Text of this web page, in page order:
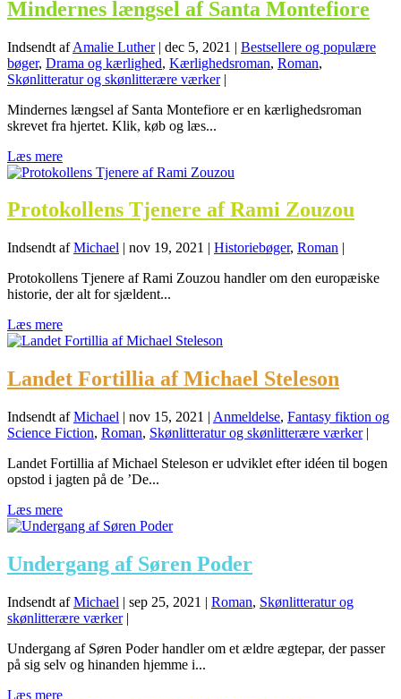
Mindernes længsel af Santa Montefiore
Indsendt afAmalie Luther| dec 5, 2021 | Bestsellere og populære
bøger, Drama og kærlighed, Kærlighedsroman, Roman,
Skønlitteratur og skønlitterære værker|
Mindernes længsel af Santa Montefiore er en kærlighedsroman
skrevet fra hjertet. Klik, køb og læs...
Læs mere
Protokollens Tjenere af Rami Zouzou
Indsendt afMichael | nov 19, 2021 | Historiebøger, Roman |
Protokollens Tjenere af Rami Zouzou handler om den europæiske
historie, der alt for sjældent...
Læs mere
Landet Fortillia af Michael Steleson
Indsendt afMichael | nov 15, 2021 | Anmeldelse, Fantasy fiktion og
Science Fiction, Roman, Skønlitteratur og skønlitterære værker|
Landet Fortillia af Michael Steleson er udviklet efter idéen til bogen
opstod i jagten på de ’De...
Læs mere
Undergang af Søren Poder
Indsendt afMichael | sep 25, 2021 | Roman, Skønlitteratur og
skønlitterære værker|
Undergang af Søren Poder handler om et ældre ægtepar, der passer
på sig selv og hinanden hjemme i...
Læs mere